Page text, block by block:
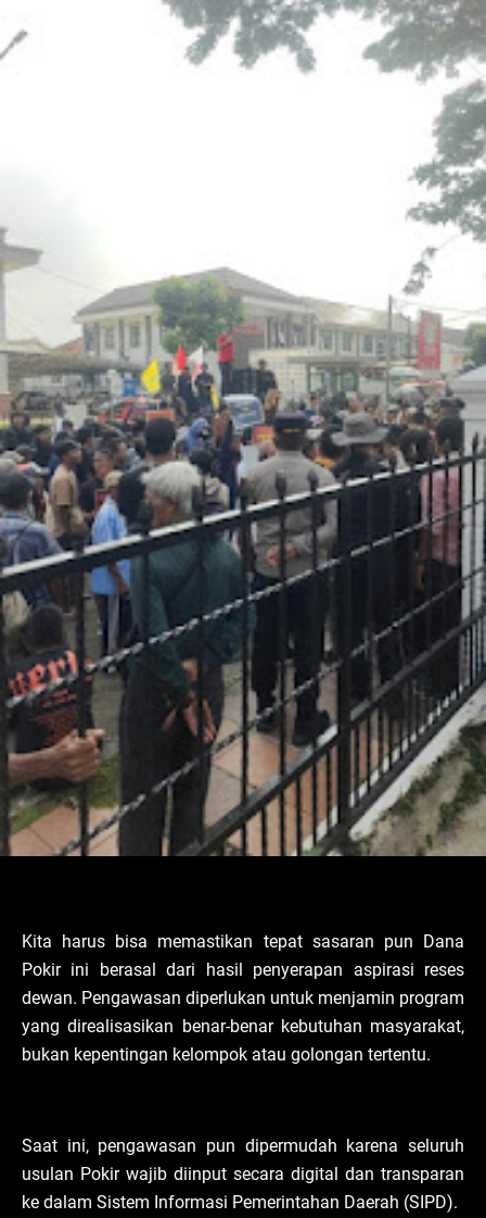
Kita harus bisa memastikan tepat sasaran pun Dana
Pokir ini berasal dari hasil penyerapan aspirasi reses
dewan. Pengawasan diperlukan untuk menjamin program
yang direalisasikan benar-benar kebutuhan masyarakat,
bukan kepentingan kelompok atau golongan tertentu.
Saat ini, pengawasan pun dipermudah karena seluruh
usulan Pokir wajib diinput secara digital dan transparan
ke dalam Sistem Informasi Pemerintahan Daerah (SIPD).